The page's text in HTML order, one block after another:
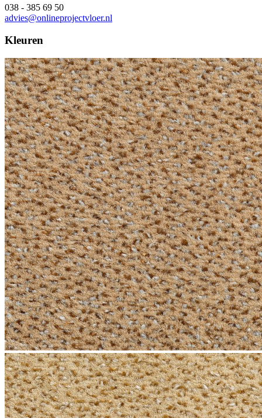
038 - 385 69 50
advies@onlineprojectvloer.nl
Kleuren